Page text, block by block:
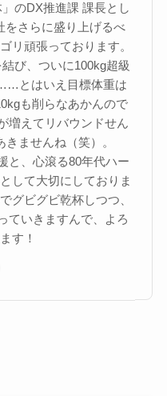
のDX推進課 課長とし
をさらに盛り上げるべ
リ頑張っております。
び、ついに100kg超級
とはいえ目標体重は
も削らなあかんので
増えてリバウンドせん
ませんね（笑）。
と、心滾る80年代ハー
して大切にしておりま
グビグビ乾杯しつつ、
ていきますんで、よろ
す！